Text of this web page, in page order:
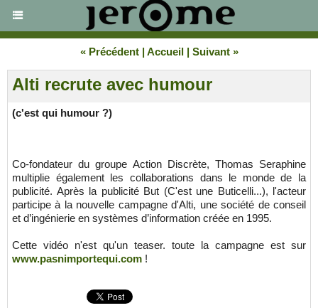
« Précédent | Accueil | Suivant »
Alti recrute avec humour
(c'est qui humour ?)
Co-fondateur du groupe Action Discrète, Thomas Seraphine
multiplie également les collaborations dans le monde de la
publicité. Après la publicité But (C'est une Buticelli...), l'acteur
participe à la nouvelle campagne d'Alti, une société de conseil
et d’ingénierie en systèmes d’information créée en 1995.
Cette vidéo n'est qu'un teaser. toute la campagne est sur
www.pasnimportequi.com !